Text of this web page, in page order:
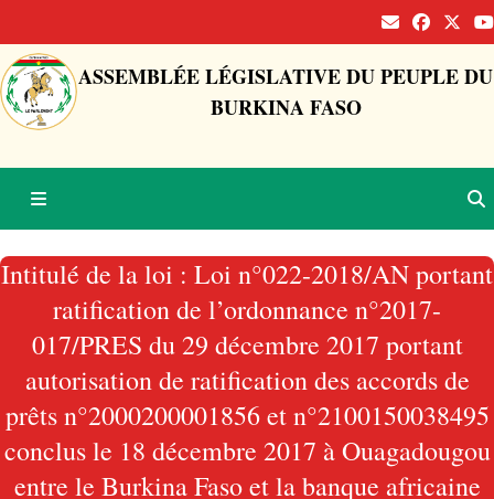
ASSEMBLÉE LÉGISLATIVE DU PEUPLE DU
BURKINA FASO
Intitulé de la loi : Loi n°022-2018/AN portant
ratification de l’ordonnance n°2017-
017/PRES du 29 décembre 2017 portant
autorisation de ratification des accords de
prêts n°2000200001856 et n°2100150038495
conclus le 18 décembre 2017 à Ouagadougou
entre le Burkina Faso et la banque africaine